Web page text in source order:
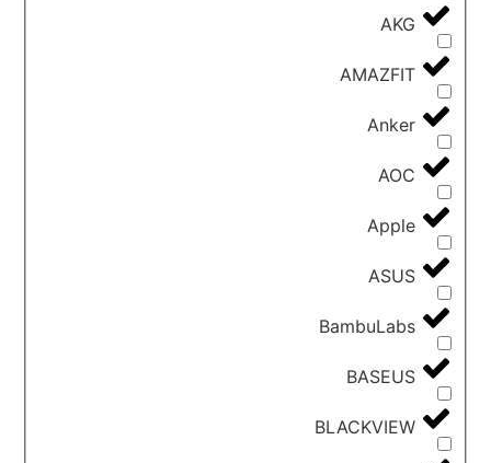
AKG
AMAZFIT
Anker
AOC
Apple
ASUS
BambuLabs
BASEUS
BLACKVIEW